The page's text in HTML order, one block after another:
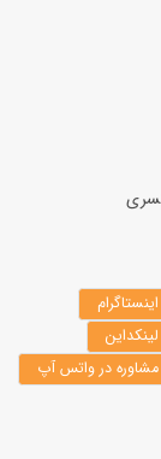
اینستاگرام
لینکداین
مشاوره در واتس آپ